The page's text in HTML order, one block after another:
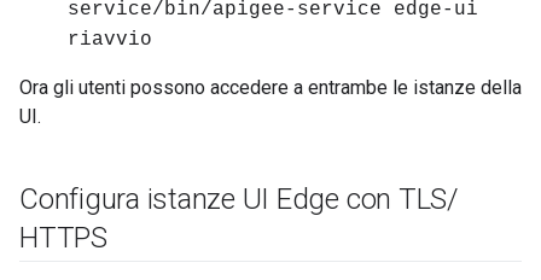
service/bin/apigee-service edge-ui
riavvio
Ora gli utenti possono accedere a entrambe le istanze della
UI.
Configura istanze UI Edge con TLS/
HTTPS